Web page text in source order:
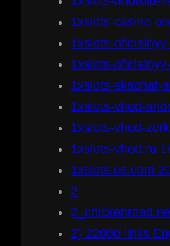
1xslots-casino-
1xslots-
1xslots-
1xslots-skachat-
1xslots-vhod-
1xslots-vhod-
1xslots-vhod.ru
1xslots.us.com
2
2) 22000 links